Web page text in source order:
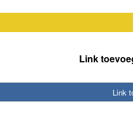
Link
Link